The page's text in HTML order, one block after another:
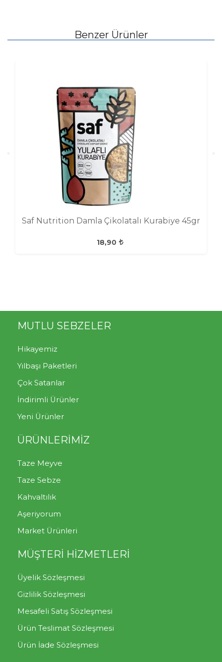
Benzer Ürünler
Saf Nutrition Damla Çikolatalı Kurabiye 45gr
18,90
MUTLU SEBZELER
Hikayemiz
Yılbaşı Paketleri
Çok Satanlar
İndirimli Ürünler
Yeni Ürünler
ÜRÜNLERİMİZ
Taze Meyve
Taze Sebze
Kahvaltılık
Aşeriyorum
Market Ürünleri
MÜŞTERİ HİZMETLERİ
Üyelik Sözleşmesi
Gizlilik Sözleşmesi
Mesafeli Satış Sözleşmesi
Ürün Teslimat Sözleşmesi
Ürün İade Sözleşmesi